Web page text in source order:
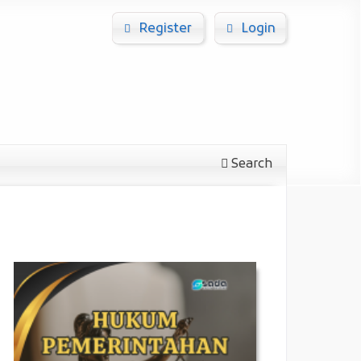
Search
Register Login